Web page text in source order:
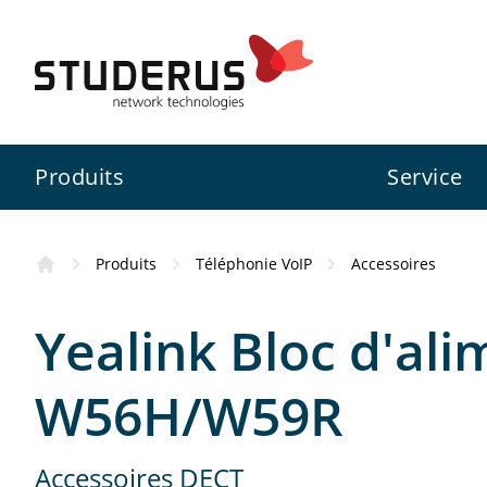
Produits
Pare-feu
Switch
Service
Swiss Service Pack
Services de configuration
Zyxel
Assistance aux projets
Studerus SA
Zyxel
Information
Inscription ZCNE
Produits Téléphonie VoIP Accessoires
Yealink Bloc
W56H/W59R
Accessoires DECT